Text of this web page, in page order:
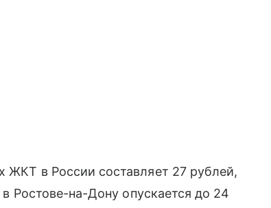
ЖКТ в России составляет 27 рублей,
Ростове-на-Дону опускается до 24